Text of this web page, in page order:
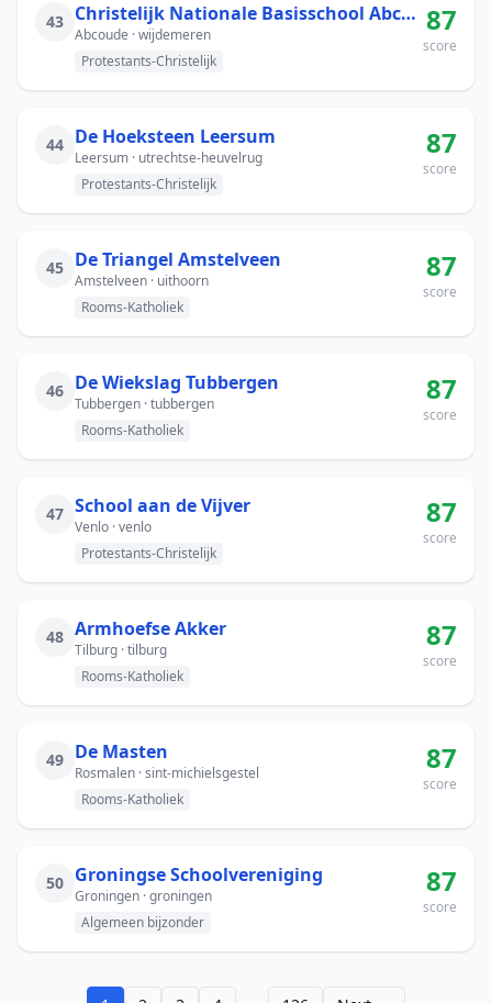
43 Christelijk Nationale Basisschool Abcoude
Abcoude · wijdemeren
Protestants-Christelijk
87
score
44 De Hoeksteen Leersum
Leersum · utrechtse-heuvelrug
Protestants-Christelijk
87
score
45 De Triangel Amstelveen
Amstelveen · uithoorn
Rooms-Katholiek
87
score
46 De Wiekslag Tubbergen
Tubbergen · tubbergen
Rooms-Katholiek
87
score
47 School aan de Vijver
Venlo · venlo
Protestants-Christelijk
87
score
48 Armhoefse Akker
Tilburg · tilburg
Rooms-Katholiek
87
score
49 De Masten
Rosmalen · sint-michielsgestel
Rooms-Katholiek
87
score
50 Groningse Schoolvereniging
Groningen · groningen
Algemeen bijzonder
87
score